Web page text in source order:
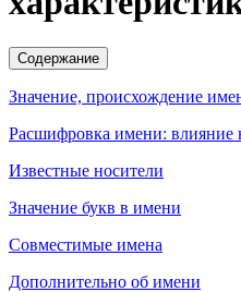
Содержание
Значение, происхождение
Расшифровка имени: влияние
Известные носители
Значение букв в имени
Совместимые имена
Дополнительно об имени